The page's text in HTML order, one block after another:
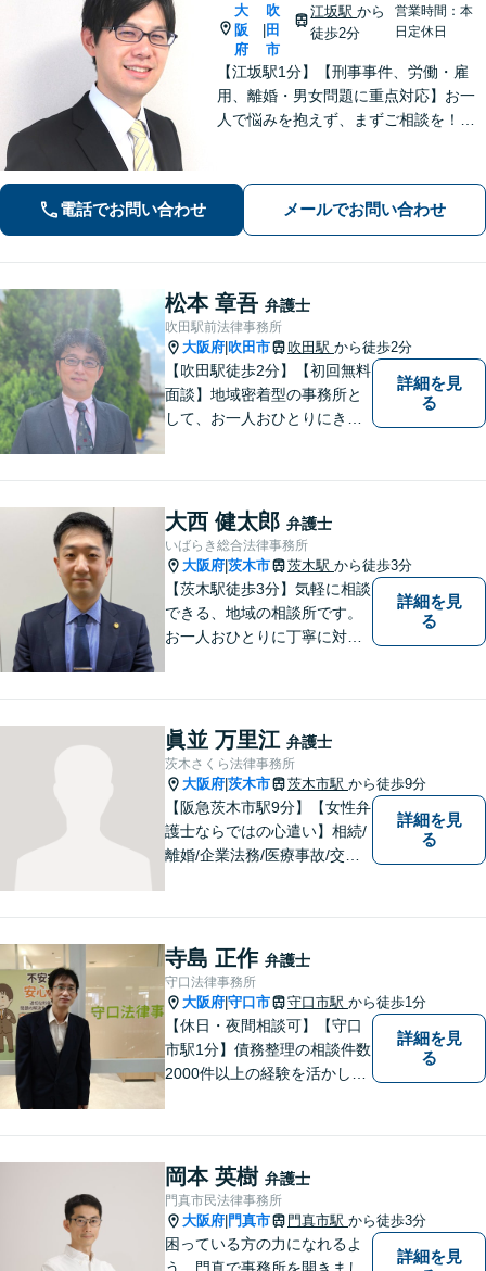
大
阪
府
吹
田
市
江坂駅から
徒歩2分
営業時間：本
日定休日
【江坂駅1分】【刑事事件、労働・雇
用、離婚・男女問題に重点対応】お一
人で悩みを抱えず、まずご相談を！き
します。当日・夜間・電話相談可能で
す。【法テラス利用可】【WEB面談
可】
電話でお問い合わせ メールでお問い合わせ
松本 章吾 弁護士
吹田駅前法律事務所
大阪府 吹田市 吹田駅 から徒歩2分
【吹田駅徒歩2分】【初回無料
面談】地域密着型の事務所と
して、お一人おひとりにきめ
ごとに対応！まずは無料相談
にお越しください。【完全個
室対応】
詳細を見
る
大西 健太郎 弁護士
いばらき総合法律事務所
大阪府 茨木市 茨木駅 から徒歩3分
【茨木駅徒歩3分】気軽に相談
できる、地域の相談所です。
お一人おひとりに丁寧に対応
お困りごとがあれば、すぐに
ご相談を！
詳細を見
る
眞並 万里江 弁護士
茨木さくら法律事務所
大阪府 茨木市 茨木市駅 から徒歩9分
【阪急茨木市駅9分】【女性弁
護士ならではの心遣い】相続/
離婚/企業法務/医療事故/交通
け、少しでもお気持ちが和ら
ぐよう心がけております。
詳細を見
る
寺島 正作 弁護士
守口法律事務所
大阪府 守口市 守口市駅 から徒歩1分
【休日・夜間相談可】【守口
市駅1分】債務整理の相談件数
2000件以上の経験を活かし、
頼者様が不安を抱かないよう
に、わかりやすく的確なアド
バイスを心がけております。
詳細を見
る
岡本 英樹 弁護士
門真市民法律事務所
大阪府 門真市 門真市駅 から徒歩3分
困っている方の力になれるよ
う、門真で事務所を開きまし
詳細を見